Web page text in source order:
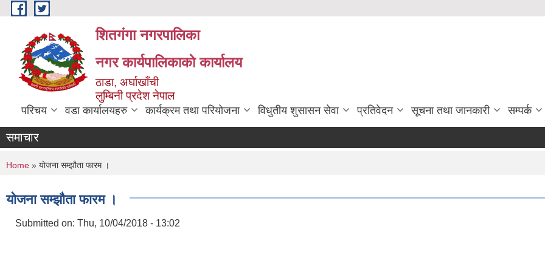
Skip to main content
शितगंगा नगरपालिका
नगर कार्यपालिकाकाे कार्यालय
ठाडा, अर्घाखाँची
लुम्बिनी प्रदेश नेपाल
परिचय वडा कार्यालयहरु कार्यक्रम तथा परियोजना विधुतीय शुसासन सेवा प्रतिवेदन सूचना तथा जानकारी सम्पर्क
समाचार
You are here
Home » याेजना सम्झौता फारम ।
याेजना सम्झौता फारम ।
Submitted on: Thu, 10/04/2018 - 13:02